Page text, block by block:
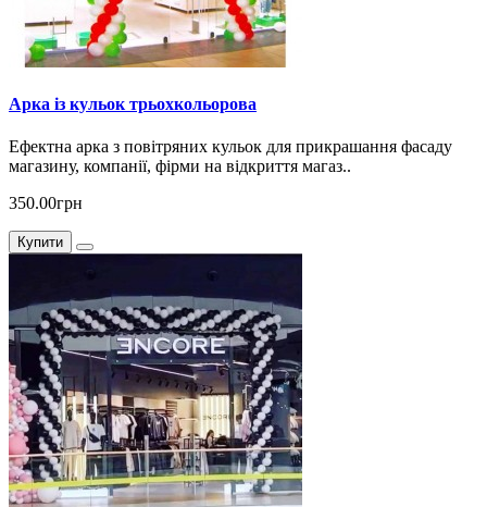
Арка із кульок трьохкольорова
Ефектна арка з повітряних кульок для прикрашання фасаду
магазину, компанії, фірми на відкриття магаз..
350.00грн
Купити